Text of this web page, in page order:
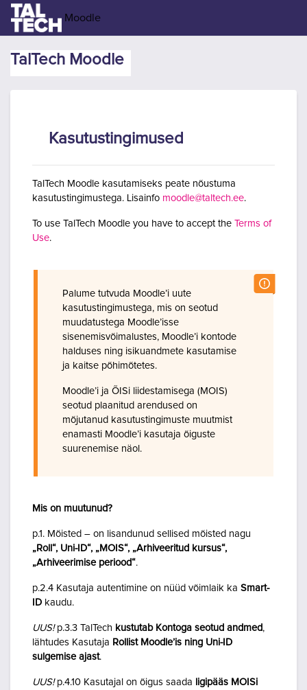
Jäta vahele peasisuni
Moodle
TalTech Moodle
Kasutustingimused
TalTech Moodle kasutamiseks peate nõustuma
kasutustingimustega. Lisainfo moodle@taltech.ee.
To use TalTech Moodle you have to accept the Terms of
Use.
Palume tutvuda Moodle’i uute
kasutustingimustega, mis on seotud
muudatustega Moodle’isse
sisenemisvõimalustes, Moodle’i kontode
halduses ning isikuandmete kasutamise
ja kaitse põhimõtetes.
Moodle’i ja ÕISi liidestamisega (MOIS)
seotud plaanitud arendused on
mõjutanud kasutustingimuste muutmist
enamasti Moodle’i kasutaja õiguste
suurenemise näol.
Mis on muutunud?
p.1. Mõisted – on lisandunud sellised mõisted nagu
„Roll“, Uni-ID“, „MOIS“, „Arhiveeritud kursus“,
„Arhiveerimise periood“.
p.2.4 Kasutaja autentimine on nüüd võimlaik ka Smart-
ID kaudu.
UUS!p.3.3 TalTech kustutab Kontoga seotud andmed,
lähtudes Kasutaja Rollist Moodle’is ning Uni-ID
sulgemise ajast.
UUS!p.4.10 Kasutajal on õigus saada ligipääs MOISi